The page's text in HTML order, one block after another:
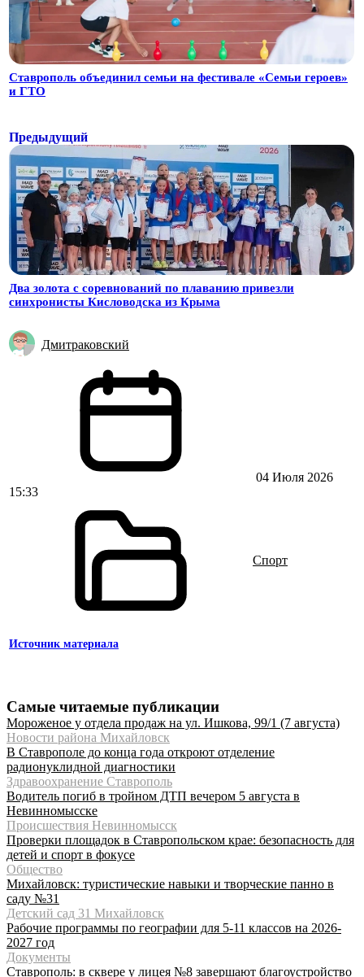
Ставрополь объединил семьи на фестивале «Семьи героев»
и ГТО
Предыдущий
Два золота с соревнований по плаванию привезли
синхронисты Кисловодска из Крыма
Дмитраковский
04 Июля 2026
15:33
Спорт
Источник материала
Самые читаемые публикации
Мороженое у отдела продаж на ул. Ишкова, 99/1 (7 августа)
Новости района Михайловск
В Ставрополе до конца года откроют отделение
радионуклидной диагностики
Здравоохранение Ставрополь
Водитель погиб в тройном ДТП вечером 5 августа в
Невинномысске
Происшествия Невинномысск
Проверки площадок в Ставропольском крае: безопасность для
детей и спорт в фокусе
Общество
Михайловск: туристические навыки и творческие панно в
саду №31
Детский сад 31 Михайловск
Рабочие программы по географии для 5-11 классов на 2026-
2027 год
Документы
Ставрополь: в сквере у лицея №8 завершают благоустройство